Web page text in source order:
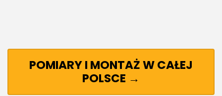
POMIARY I MONTAŻ W CAŁEJ
POLSCE →